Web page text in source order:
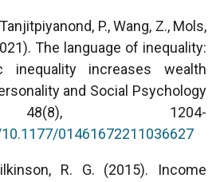
P., Wang, Z., Mols,
The language of inequality:
inequality increases wealth
and Social Psychology
48(8), 1204-
01461672211036627
R. G. (2015). Income